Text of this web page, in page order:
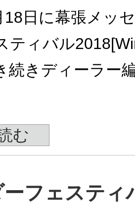
18日に幕張メッ
ティバル
続きディーラー
む
ーフェスティ